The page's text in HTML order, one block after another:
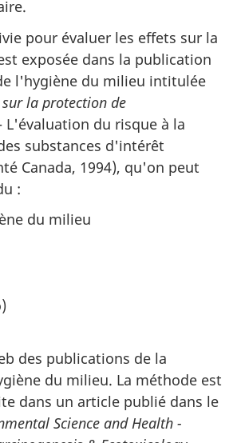
pour évaluer les effets sur la
exposée dans la publication
l'hygiène du milieu intitulée
la protection de
du risque à la
substances d'intérêt
Canada, 1994), qu'on peut
:
du milieu
des publications de la
du milieu. La méthode est
dans un article publié dans le
Science and Health -